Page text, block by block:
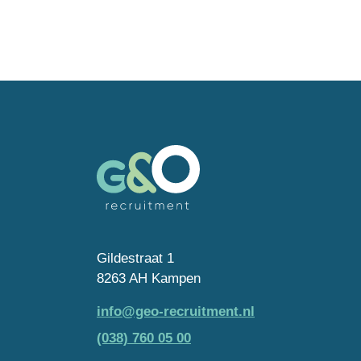
Gildestraat 1
8263 AH Kampen
info@geo-recruitment.nl
(038) 760 05 00